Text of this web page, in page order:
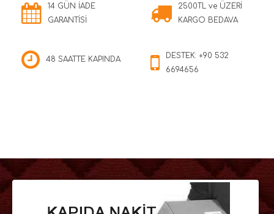
14 GÜN İADE
GARANTİSİ
2500TL ve ÜZERİ
KARGO BEDAVA
48 SAATTE KAPINDA
DESTEK: +90 532
6694656